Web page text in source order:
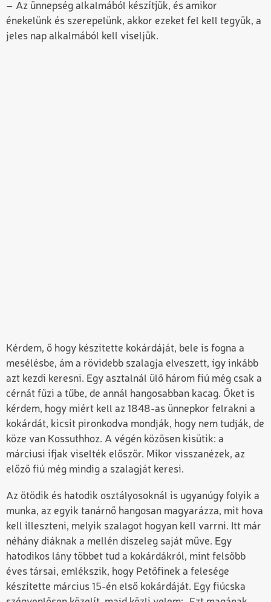
– Az ünnepség alkalmából készítjük, és amikor
énekelünk és szerepelünk, akkor ezeket fel kell tegyük, a
jeles nap alkalmából kell viseljük.
Kérdem, ő hogy készítette kokárdáját, bele is fogna a
mesélésbe, ám a rövidebb szalagja elveszett, így inkább
azt kezdi keresni. Egy asztalnál ülő három fiú még csak a
cérnát fűzi a tűbe, de annál hangosabban kacag. Őket is
kérdem, hogy miért kell az 1848-as ünnepkor felrakni a
kokárdát, kicsit pironkodva mondják, hogy nem tudják, de
köze van Kossuthhoz. A végén közösen kisütik: a
márciusi ifjak viselték először. Mikor visszanézek, az
előző fiú még mindig a szalagját keresi.
Az ötödik és hatodik osztályosoknál is ugyanúgy folyik a
munka, az egyik tanárnő hangosan magyarázza, mit hova
kell illeszteni, melyik szalagot hogyan kell varrni. Itt már
néhány diáknak a mellén díszeleg saját műve. Egy
hatodikos lány többet tud a kokárdákról, mint felsőbb
éves társai, emlékszik, hogy Petőfinek a felesége
készítette március 15-én első kokárdáját. Egy fiúcska